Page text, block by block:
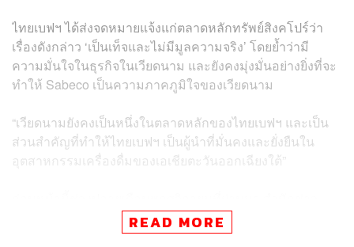
ไทยเบฟฯ ได้ส่งจดหมายแจ้งแก่ตลาดหลักทรัพย์สิงคโปร์ว่า
เรื่องดังกล่าว ‘เป็นเท็จและไม่มีมูลความจริง’ โดยย้ำว่ามี
ความมั่นใจในธุรกิจในเวียดนาม และยังคงมุ่งมั่นอย่างยิ่งที่จะ
ทำให้ Sabeco เป็นความภาคภูมิใจของเวียดนาม
“เวียดนามยังคงเป็นหนึ่งในตลาดหลักของไทยเบฟฯ และเป็น
ส่วนสำคัญที่ทำให้ไทยเบฟฯ เป็นผู้นำที่มั่นคงและยั่งยืนใน
อุตสาหกรรมเครื่องดื่มของเอเชียตะวันออกเฉียงใต้”
Bloomberg ได้ออกรายงานอ้างอิงแหล่งข่าวที่ไม่เปิดเผยนาม
ระบุว่า บริษัท ไทยเบฟเวอเรจ จำกัด (มหาชน) เตรียมเสนอ
READ MORE